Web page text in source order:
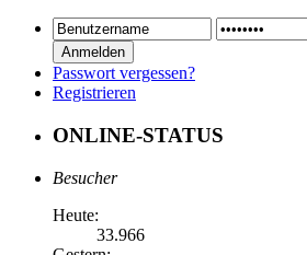
Passwort vergessen?
Registrieren
ONLINE-STATUS
Besucher
Heute:
33.966